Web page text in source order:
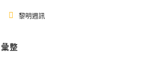
黎明週訊
彙整